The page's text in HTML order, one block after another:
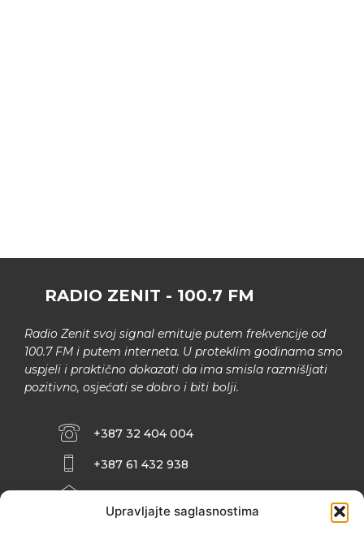
Upravljajte saglasnostima
RADIO ZENIT - 100.7 FM
Radio Zenit svoj signal emituje putem frekvencije od
100.7 FM i putem interneta. U proteklim godinama smo
uspjeli i praktično dokazati da ima smisla razmišljati
pozitivno, osjećati se dobro i biti bolji.
+387 32 404 004
+387 61 432 938
INFO@ZENIT.BA